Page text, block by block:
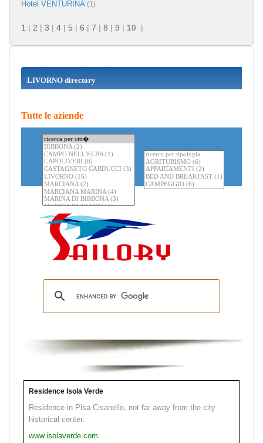
Hotel VENTURINA (1)
1 | 2 | 3 | 4 | 5 | 6 | 7 | 8 | 9 | 10 |
LIVORNO directory
Tutte le aziende
Residence Isola Verde
Residence in Pisa Cisanello, not far away from the city
historical center.
www.isolaverde.com